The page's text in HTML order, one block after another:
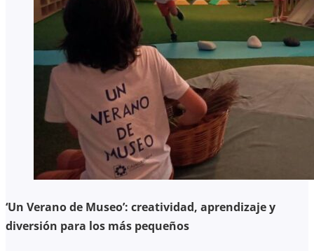
‘Un Verano de Museo’: creatividad, aprendizaje y
diversión para los más pequeños